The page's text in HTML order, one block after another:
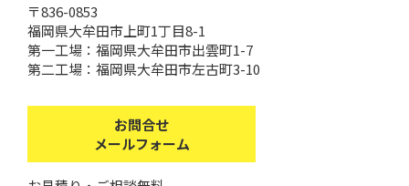
〒836-0853
福岡県大牟田市上町1丁目8-1
第一工場：福岡県大牟田市出雲町1-7
第二工場：福岡県大牟田市左古町3-10
お問合せ
メールフォーム